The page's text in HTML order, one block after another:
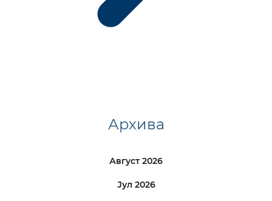
Архива
Август 2026
Јул 2026